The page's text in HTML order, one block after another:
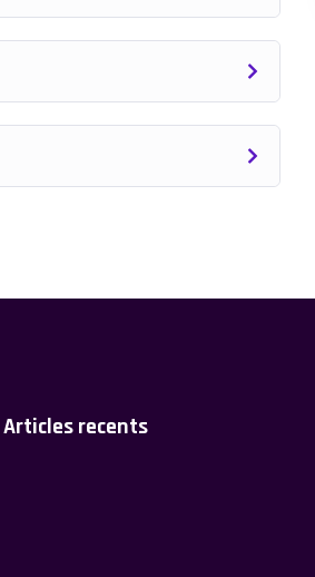
Articles recents